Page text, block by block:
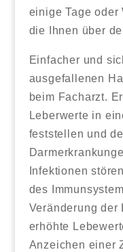
einige Tage oder
die Ihnen über
Einfacher und
ausgefallenen
beim Facharzt.
Leberwerte in
feststellen und
Infektionen
des
Veränderung der
erhöhte
Anzeichen einer